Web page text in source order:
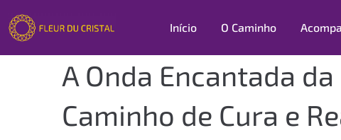
Início O Caminho
A Onda Encantada
Caminho de Cura e